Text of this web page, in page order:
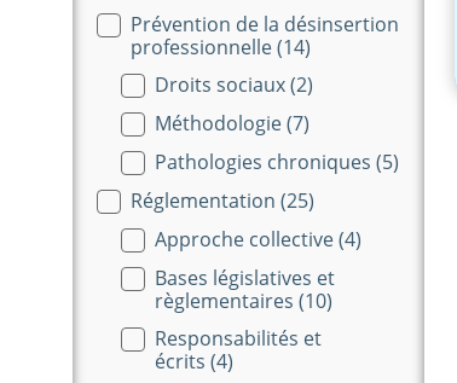
Prévention de la désinsertion
professionnelle(14)
Droits sociaux(2)
Méthodologie(7)
Pathologies chroniques (5)
Réglementation (25)
Approche collective(4)
Bases législatives et
règlementaires (10)
Responsabilités et
écrits (4)